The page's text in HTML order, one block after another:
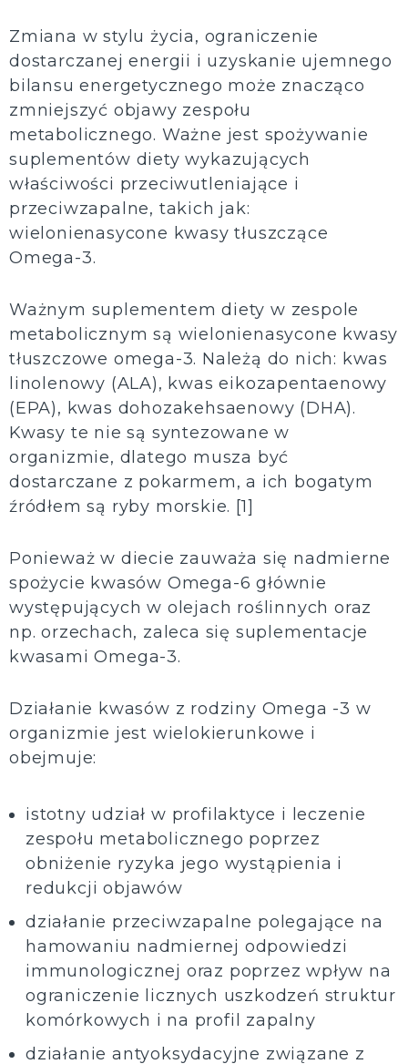
Zmiana w stylu życia, ograniczenie
dostarczanej energii i uzyskanie ujemnego
bilansu energetycznego może znacząco
zmniejszyć objawy zespołu
metabolicznego. Ważne jest spożywanie
suplementów diety wykazujących
właściwości przeciwutleniające i
przeciwzapalne, takich jak:
wielonienasycone kwasy tłuszczące
Omega-3.
Ważnym suplementem diety w zespole
metabolicznym są wielonienasycone kwasy
tłuszczowe omega-3. Należą do nich: kwas
linolenowy (ALA), kwas eikozapentaenowy
(EPA), kwas dohozakehsaenowy (DHA).
Kwasy te nie są syntezowane w
organizmie, dlatego musza być
dostarczane z pokarmem, a ich bogatym
źródłem są ryby morskie. [1]
Ponieważ w diecie zauważa się nadmierne
spożycie kwasów Omega-6 głównie
występujących w olejach roślinnych oraz
np. orzechach, zaleca się suplementacje
kwasami Omega-3.
Działanie kwasów z rodziny Omega -3 w
organizmie jest wielokierunkowe i
obejmuje:
istotny udział w profilaktyce i leczenie
zespołu metabolicznego poprzez
obniżenie ryzyka jego wystąpienia i
redukcji objawów
działanie przeciwzapalne polegające na
hamowaniu nadmiernej odpowiedzi
immunologicznej oraz poprzez wpływ na
ograniczenie licznych uszkodzeń struktur
komórkowych i na profil zapalny
działanie antyoksydacyjne związane z